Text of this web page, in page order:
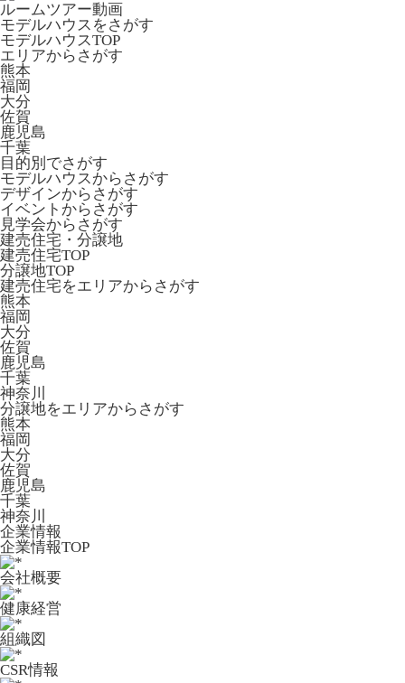
ルームツアー動画
モデルハウスをさがす
モデルハウスTOP
エリアからさがす
熊本
福岡
大分
佐賀
鹿児島
千葉
目的別でさがす
モデルハウスからさがす
デザインからさがす
イベントからさがす
見学会からさがす
建売住宅・分譲地
建売住宅TOP
分譲地TOP
建売住宅をエリアからさがす
熊本
福岡
大分
佐賀
鹿児島
千葉
神奈川
分譲地をエリアからさがす
熊本
福岡
大分
佐賀
鹿児島
千葉
神奈川
企業情報
企業情報TOP
会社概要
健康経営
組織図
CSR情報